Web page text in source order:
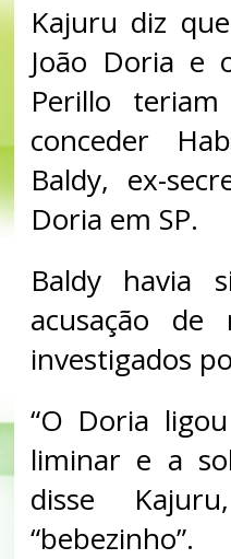
Kajuru diz
João Doria e
Perillo
conceder
Baldy, ex-
Doria em SP.
Baldy havia
acusação de
investigados
“O Doria
liminar e a
disse
“bebezinho”.